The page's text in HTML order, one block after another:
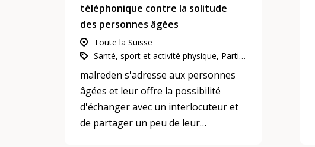
téléphonique contre la solitude
des personnes âgées
Toute la Suisse
Santé, sport et activité physique, Participation, intégration et inclusion, L’engagement d’utilité publique
malreden s'adresse aux personnes
âgées et leur offre la possibilité
d'échanger avec un interlocuteur et
de partager un peu de leur